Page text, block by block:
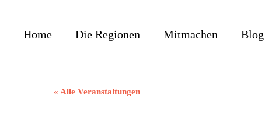
Home Die Regionen Mitmachen Blog
« Alle Veranstaltungen